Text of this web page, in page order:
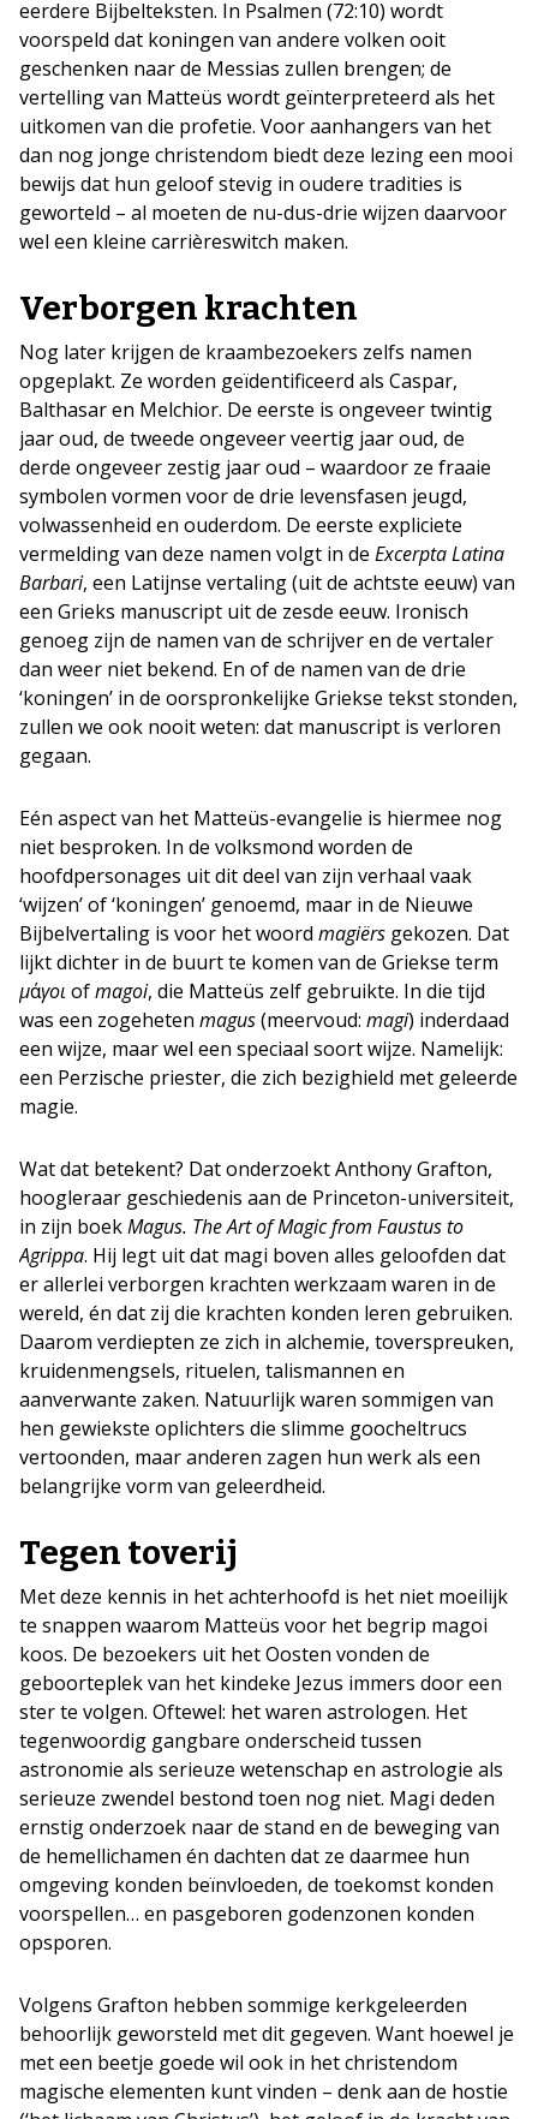
eerdere Bijbelteksten. In Psalmen (72:10) wordt
voorspeld dat koningen van andere volken ooit
geschenken naar de Messias zullen brengen; de
vertelling van Matteüs wordt geïnterpreteerd als het
uitkomen van die profetie. Voor aanhangers van het
dan nog jonge christendom biedt deze lezing een mooi
bewijs dat hun geloof stevig in oudere tradities is
geworteld – al moeten de nu-dus-drie wijzen daarvoor
wel een kleine carrièreswitch maken.
Verborgen krachten
Nog later krijgen de kraambezoekers zelfs namen
opgeplakt. Ze worden geïdentificeerd als Caspar,
Balthasar en Melchior. De eerste is ongeveer twintig
jaar oud, de tweede ongeveer veertig jaar oud, de
derde ongeveer zestig jaar oud – waardoor ze fraaie
symbolen vormen voor de drie levensfasen jeugd,
volwassenheid en ouderdom. De eerste expliciete
vermelding van deze namen volgt in de Excerpta Latina
Barbari, een Latijnse vertaling (uit de achtste eeuw) van
een Grieks manuscript uit de zesde eeuw. Ironisch
genoeg zijn de namen van de schrijver en de vertaler
dan weer niet bekend. En of de namen van de drie
‘koningen’ in de oorspronkelijke Griekse tekst stonden,
zullen we ook nooit weten: dat manuscript is verloren
gegaan.
Eén aspect van het Matteüs-evangelie is hiermee nog
niet besproken. In de volksmond worden de
hoofdpersonages uit dit deel van zijn verhaal vaak
‘wijzen’ of ‘koningen’ genoemd, maar in de Nieuwe
Bijbelvertaling is voor het woord magiërs gekozen. Dat
lijkt dichter in de buurt te komen van de Griekse term
μάγοι ofmagoi, die Matteüs zelf gebruikte. In die tijd
was een zogeheten magus(meervoud: magi) inderdaad
een wijze, maar wel een speciaal soort wijze. Namelijk:
een Perzische priester, die zich bezighield met geleerde
magie.
Wat dat betekent? Dat onderzoekt Anthony Grafton,
hoogleraar geschiedenis aan de Princeton-universiteit,
in zijn boekMagus. The Art of Magic from Faustus to
Agrippa. Hij legt uit dat magi boven alles geloofden dat
er allerlei verborgen krachten werkzaam waren in de
wereld, én dat zij die krachten konden leren gebruiken.
Daarom verdiepten ze zich in alchemie, toverspreuken,
kruidenmengsels, rituelen, talismannen en
aanverwante zaken. Natuurlijk waren sommigen van
hen gewiekste oplichters die slimme goocheltrucs
vertoonden, maar anderen zagen hun werk als een
belangrijke vorm van geleerdheid.
Tegen toverij
Met deze kennis in het achterhoofd is het niet moeilijk
te snappen waarom Matteüs voor het begrip magoi
koos. De bezoekers uit het Oosten vonden de
geboorteplek van het kindeke Jezus immers door een
ster te volgen. Oftewel: het waren astrologen. Het
tegenwoordig gangbare onderscheid tussen
astronomie als serieuze wetenschap en astrologie als
serieuze zwendel bestond toen nog niet. Magi deden
ernstig onderzoek naar de stand en de beweging van
de hemellichamen én dachten dat ze daarmee hun
omgeving konden beïnvloeden, de toekomst konden
voorspellen… en pasgeboren godenzonen konden
opsporen.
Volgens Grafton hebben sommige kerkgeleerden
behoorlijk geworsteld met dit gegeven. Want hoewel je
met een beetje goede wil ook in het christendom
magische elementen kunt vinden – denk aan de hostie